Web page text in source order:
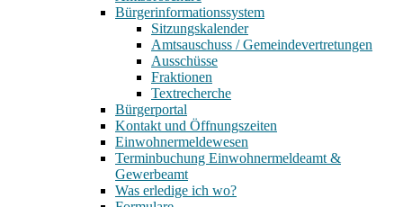
Bürgerinformationssystem
Sitzungskalender
Amtsauschuss / Gemeindevertretungen
Ausschüsse
Fraktionen
Textrecherche
Bürgerportal
Kontakt und Öffnungszeiten
Einwohnermeldewesen
Terminbuchung Einwohnermeldeamt &
Gewerbeamt
Was erledige ich wo?